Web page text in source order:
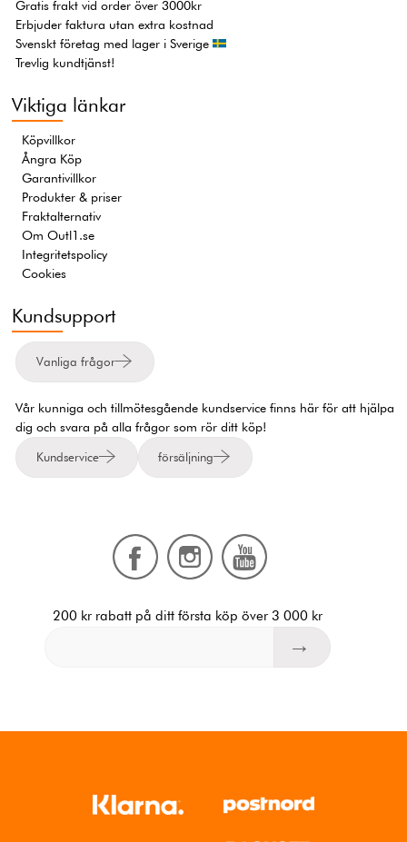
Gratis frakt vid order över 3000kr
Erbjuder faktura utan extra kostnad
Svenskt företag med lager i Sverige
Trevlig kundtjänst!
Viktiga länkar
Köpvillkor
Ångra Köp
Garantivillkor
Produkter & priser
Fraktalternativ
Om Outl1.se
Integritetspolicy
Cookies
Kundsupport
Vanliga frågor
Vår kunniga och tillmötesgående kundservice finns här för att hjälpa
dig och svara på alla frågor som rör ditt köp!
Kundservice försäljning
200 kr rabatt på ditt första köp över 3 000 kr